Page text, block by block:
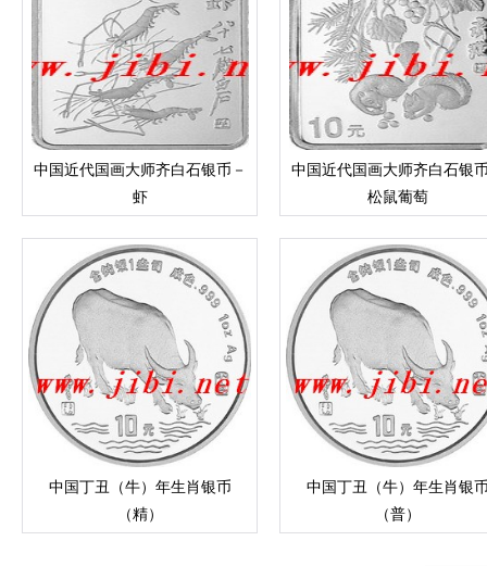
中国近代国画大师齐白石银币－
虾
中国近代国画大师齐白石银
松鼠葡萄
中国丁丑（牛）年生肖银币
（精）
中国丁丑（牛）年生肖银
（普）